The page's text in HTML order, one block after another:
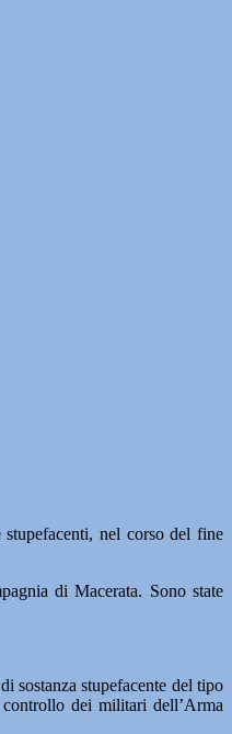
stupefacenti, nel corso del fine
di Macerata. Sono state
sostanza stupefacente del tipo
controllo dei militari dell’Arma